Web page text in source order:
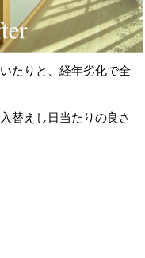
たりと、経年劣化で全
替えし日当たりの良さ